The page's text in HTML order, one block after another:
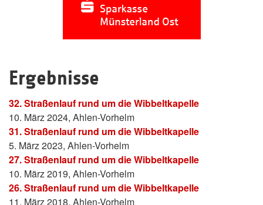
Ergebnisse
32. Straßenlauf rund um die Wibbeltkapelle
10. März 2024, Ahlen-Vorhelm
31. Straßenlauf rund um die Wibbeltkapelle
5. März 2023, Ahlen-Vorhelm
27. Straßenlauf rund um die Wibbeltkapelle
10. März 2019, Ahlen-Vorhelm
26. Straßenlauf rund um die Wibbeltkapelle
11. März 2018, Ahlen-Vorhelm